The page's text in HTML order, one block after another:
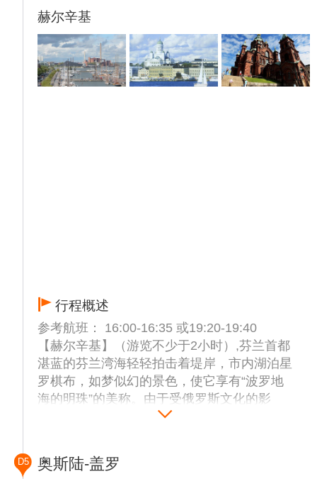
赫尔辛基
行程概述
参考航班： 16:00-16:35 或19:20-19:40
【赫尔辛基】（游览不少于2小时）,芬兰首都
湛蓝的芬兰湾海轻轻拍击着堤岸，市内湖泊星
罗棋布，如梦似幻的景色，使它享有“波罗地
海的明珠”的美称。由于受俄罗斯文化的影
响，市内的建筑艺术举世闻名。
堂，这座器宇非凡的乳白色绿顶建筑是赫尔辛
D5 奥斯陆-盖罗